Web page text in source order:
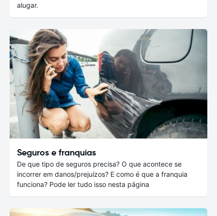
alugar.
Seguros e franquias
De que tipo de seguros precisa? O que acontece se
incorrer em danos/prejuízos? E como é que a franquia
funciona? Pode ler tudo isso nesta página